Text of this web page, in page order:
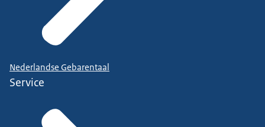
Nederlandse Gebarentaal
Service